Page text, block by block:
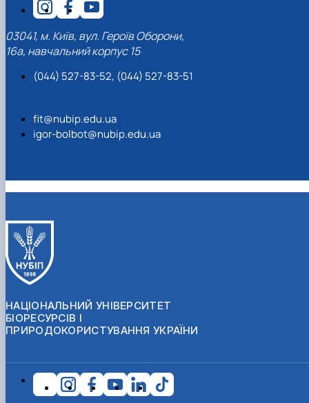
03041, м. Київ, вул. Героїв Оборони,
16а, навчальний корпус 15
(044) 527-83-52, (044) 527-83-51
fit@nubip.edu.ua
igor-bolbot@nubip.edu.ua
НАЦІОНАЛЬНИЙ УНІВЕРСИТЕТ
БІОРЕСУРСІВ І
ПРИРОДОКОРИСТУВАННЯ УКРАЇНИ